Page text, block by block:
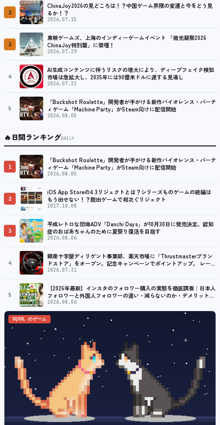
2
ChinaJoy2026の見どころは！？中国ゲーム界隈の変遷と今をどう見
るか！？
2026.07.15
3
東映ゲームズ、上海のインディーゲームイベント 「微光凝聚2026
ChinaJoy特別篇」に登壇！
2026.07.29
4
AI生成コンテンツに伴うリスクの増大により、ディープフェイク検知
市場は急拡大し、2035年には90億米ドルに達する見通し
2026.07.22
5
「Buckshot Roulette」開発者が手がける新作バイオレンス・パーテ
ィゲーム「Machine Party」がSteam向けに配信開始
2026.08.05
🔥日間ランキングDAILY
1
「Buckshot Roulette」開発者が手がける新作バイオレンス・パーテ
ィゲーム「Machine Party」がSteam向けに配信開始
2026.08.05
2
iOS App Storeの4.3リジェクトとは？シリーズものゲームの続編は
もう出せない！？脱出ゲームで相次ぐリジェクト
2017.10.08
3
平成レトロな団地ADV「Danchi Days」が10月30日に発売決定。認知
症のおばあちゃんのために夏祭り復活を目指す
2026.08.06
4
銀座十字屋ディリゲント事業部、楽天市場に「Thrustmasterブラン
ドストア」をオープン。記念キャンペーンでポイントアップ。 レーシ
ング／フライトシム向けコントローラーを中心に、幅広くラインナッ
2026.07.31
5
【2026年最新】インスタのフォロワー購入の実態を徹底調査｜日本人
フォロワーと外国人フォロワーの違い・減らないのか・デメリット
は？「インスタ アカウント購入」という別の選択肢も調査
2026.08.06
SQOOL のゲーム